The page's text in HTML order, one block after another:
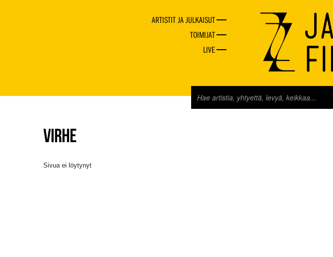
ARTISTIT JA JULKAISUT
TOIMIJAT
LIVE
VIRHE
Sivua ei löytynyt